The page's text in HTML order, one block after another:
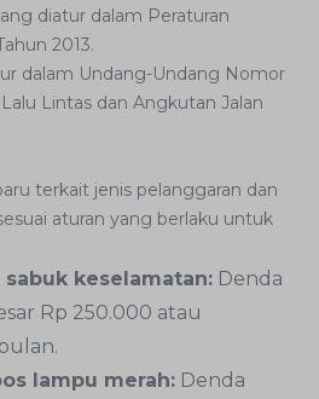
diatur dalam Peraturan
2013.
dalam Undang-Undang Nomor
Lintas dan Angkutan Jalan
terkait jenis pelanggaran dan
aturan yang berlaku untuk
keselamatan: Denda
Rp 250.000 atau
lampu merah: Denda